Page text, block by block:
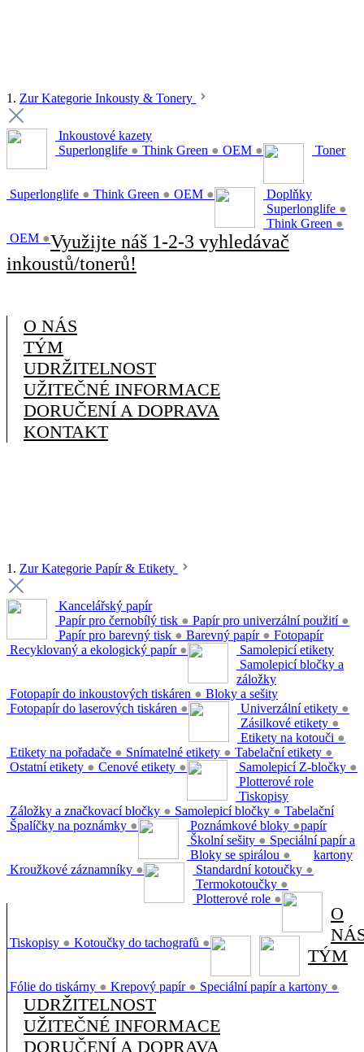
1. Zur Kategorie Inkousty & Tonery
Inkoustové kazety
Superlonglife ● Think Green ● OEM ● Toner
Superlonglife ● Think Green ● OEM ●
Doplňky
Superlonglife ●
Think Green ●
OEM ●Využijte náš 1-2-3 vyhledávač
inkoustů/tonerů!
O NÁS
TÝM
UDRŽITELNOST
UŽITEČNÉ INFORMACE
DORUČENÍ A DOPRAVA
KONTAKT
1. Zur Kategorie Papír & Etikety
Kancelářský papír
Papír pro černobílý tisk ● Papír pro univerzální použití ●
Papír pro barevný tisk ● Barevný papír ●
Recyklovaný a ekologický papír ●
Fotopapír
Fotopapír do inkoustových tiskáren ●
Fotopapír do laserových tiskáren ●
Samolepicí etikety
Univerzální etikety ●
Zásilkové etikety ●
Etikety na kotouči ●
Etikety na pořadače ● Snímatelné etikety ● Tabelační etikety ●
Ostatní etikety ● Cenové etikety ●
Samolepicí bločky a
záložky
Samolepicí Z-bločky ●
Záložky a značkovací bločky ● Samolepicí bločky ●
Špalíčky na poznámky ●
Bloky a sešity
Poznámkové bloky ●
Školní sešity ●
Bloky se spirálou ●
Kroužkové záznamníky ●
Plotterové role
Standardní kotoučky ●
Termokotoučky ●
Plotterové role ●
Tiskopisy
Tiskopisy ● Kotoučky do tachografů ●
Tabelační
papír
Speciální papír a
kartony
Fólie do tiskárny ● Krepový papír ● Speciální papír a kartony ●
O
TÝM
UDRŽITELNOST
UŽITEČNÉ INFORMACE
DORUČENÍ A DOPRAVA